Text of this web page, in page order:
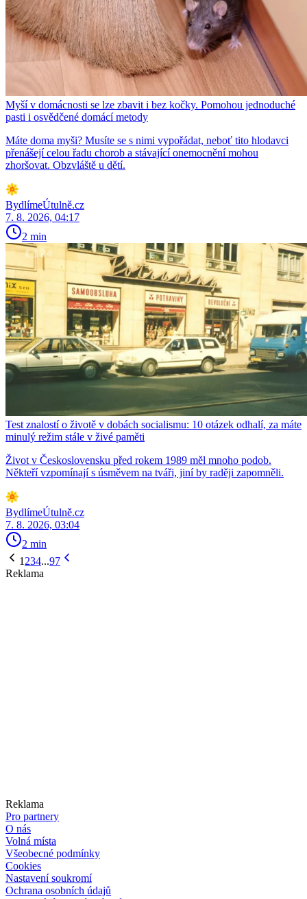
Myší v domácnosti se lze zbavit i bez kočky. Pomohou jednoduché
pasti i osvědčené domácí metody
Máte doma myši? Musíte se s nimi vypořádat, neboť tito hlodavci
přenášejí celou řadu chorob a stávající onemocnění mohou
zhoršovat. Obzvláště u dětí.
BydlímeÚtulně.cz
7. 8. 2026, 04:17
2 min
Test znalostí o životě v dobách socialismu: 10 otázek odhalí, za máte
minulý režim stále v živé paměti
Život v Československu před rokem 1989 měl mnoho podob.
Někteří vzpomínají s úsměvem na tváři, jiní by raději zapomněli.
BydlímeÚtulně.cz
7. 8. 2026, 03:04
2 min
1 234...97
Reklama
Reklama
Pro partnery
O nás
Volná místa
Všeobecné podmínky
Cookies
Nastavení soukromí
Ochrana osobních údajů